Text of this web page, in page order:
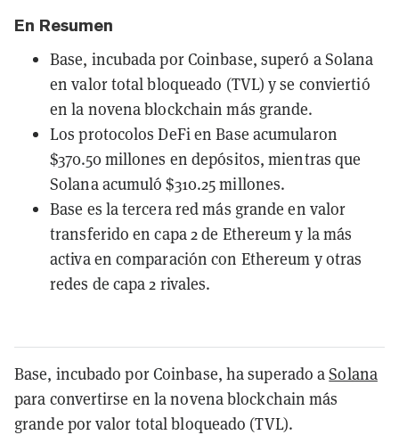
En Resumen
Base, incubada por Coinbase, superó a Solana
en valor total bloqueado (TVL) y se conviertió
en la novena blockchain más grande.
Los protocolos DeFi en Base acumularon
$370.50 millones en depósitos, mientras que
Solana acumuló $310.25 millones.
Base es la tercera red más grande en valor
transferido en capa 2 de Ethereum y la más
activa en comparación con Ethereum y otras
redes de capa 2 rivales.
Base, incubado por Coinbase, ha superado aSolana
para convertirse en la novena blockchain más
grande por valor total bloqueado (TVL).